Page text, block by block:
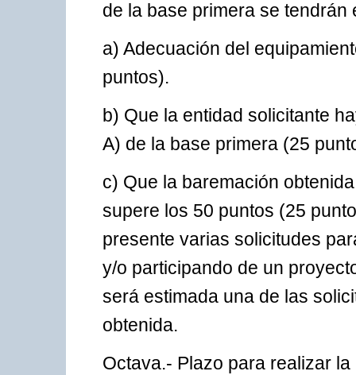
de la base primera se
a) Adecuación del
puntos).
b) Que la entidad solicitante
A) de la base primera (25
c) Que la baremación
supere los 50 puntos (25
presente varias solicitudes
y/o participando de un
será estimada una de las
obtenida.
Octava.- Plazo para realizar la